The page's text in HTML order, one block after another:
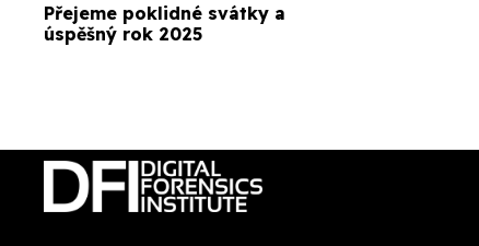
Přejeme poklidné svátky a
úspěšný rok 2025